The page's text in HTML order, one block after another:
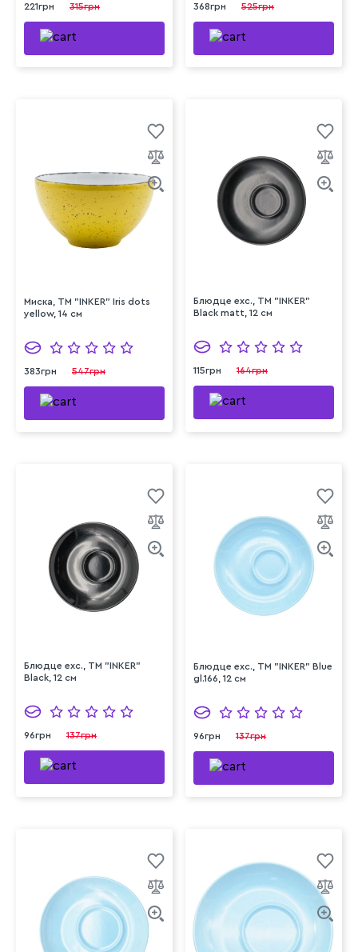
221грн 315грн 368грн 525грн
Миска, ТМ "INKER" Iris dots
yellow, 14 см
383грн 547грн
Блюдце exc., ТМ "INKER"
Black matt, 12 см
115грн 164грн
Блюдце exc., ТМ "INKER"
Black, 12 см
96грн 137грн
Блюдце exc., ТМ "INKER" Blue
gl.166, 12 см
96грн 137грн